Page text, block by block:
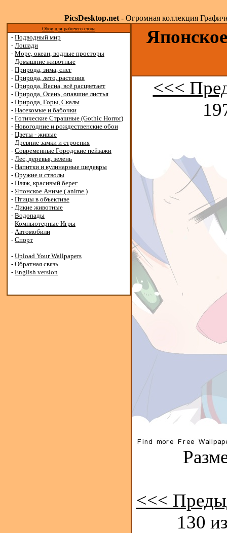
PicsDesktop.net- Огромная коллекция
Обои для рабочего стола
- Подводный мир
- Лошади
- Море, океан, водные просторы
- Домашние животные
- Природа, зима, снег
- Природа, лето, растения
- Природа, Весна, всё расцветает
- Природа, Осень, опавшие листья
- Природа, Горы, Скалы
- Насекомые и бабочки
- Готические Страшные (Gothic Horror)
- Новогодние и рождественские обои
- Цветы - живые
- Древние замки и строения
- Современные Городские пейзажи
- Лес, деревья, зелень
- Напитки и кулинарные шедевры
- Оружие и стволы
- Пляж, красивый берег
- Японское Аниме ( anime )
- Птицы в объективе
- Дикие животные
- Водопады
- Компьютерные Игры
- Автомобили
- Спорт
- Upload Your Wallpapers
- Обратная связь
- English version
<<<
<<<
130